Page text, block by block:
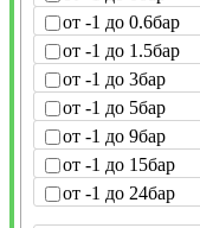
от -1 до 0.6бар
от -1 до 1.5бар
от -1 до 3бар
от -1 до 5бар
от -1 до 9бар
от -1 до 15бар
от -1 до 24бар